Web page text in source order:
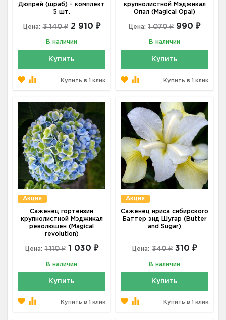
Дюпрей (шраб) - комплект
5 шт.
Цена: 3 140 ₽ 2 910 ₽
В наличии
Купить
Купить в 1 клик
крупнолистной Мэджикал
Опал (Magical Opal)
Цена: 1 070 ₽ 990 ₽
В наличии
Купить
Купить в 1 клик
Акция
Саженец гортензии
крупнолистной Мэджикал
революшен (Мagical
revolution)
Цена: 1 110 ₽ 1 030 ₽
В наличии
Купить
Купить в 1 клик
Акция
Саженец ириса сибирского
Баттер энд Шугар (Butter
and Sugar)
Цена: 340 ₽ 310 ₽
В наличии
Купить
Купить в 1 клик